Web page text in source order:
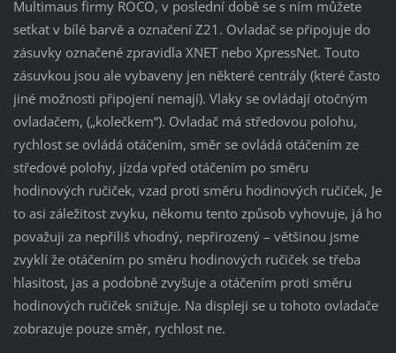
Multimaus firmy ROCO, v poslední době se s ním můžete
setkat v bílé barvě a označení Z21. Ovladač se připojuje do
zásuvky označené zpravidla XNET nebo XpressNet. Touto
zásuvkou jsou ale vybaveny jen některé centrály (které často
jiné možnosti připojení nemají). Vlaky se ovládají otočným
ovladačem, („kolečkem“). Ovladač má středovou polohu,
rychlost se ovládá otáčením, směr se ovládá otáčením ze
středové polohy, jízda vpřed otáčením po směru
hodinových ručiček, vzad proti směru hodinových ručiček, Je
to asi záležitost zvyku, někomu tento způsob vyhovuje, já ho
považuji za nepříliš vhodný, nepřirozený – většinou jsme
zvyklí že otáčením po směru hodinových ručiček se třeba
hlasitost, jas a podobně zvyšuje a otáčením proti směru
hodinových ručiček snižuje. Na displeji se u tohoto ovladače
zobrazuje pouze směr, rychlost ne.